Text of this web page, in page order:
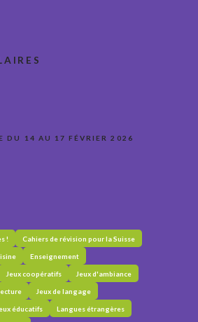
DU 14 AU 17 FÉVRIER 2026
! Cahiers de révision pour la Suisse
Enseignement
Jeux coopératifs Jeux d'ambiance
Jeux de langage
éducatifs Langues étrangères